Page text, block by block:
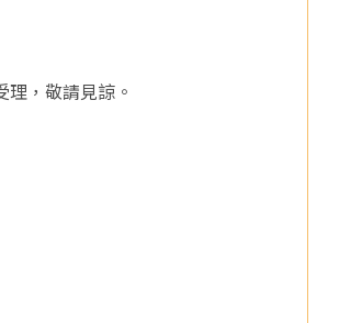
，敬請見諒。